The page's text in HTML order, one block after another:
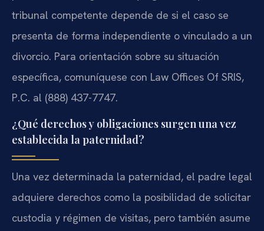
tribunal competente depende de si el caso se
presenta de forma independiente o vinculado a un
divorcio. Para orientación sobre su situación
específica, comuníquese con Law Offices Of SRIS,
P.C. al (888) 437-7747.
¿Qué derechos y obligaciones surgen una vez
establecida la paternidad?
Una vez determinada la paternidad, el padre legal
adquiere derechos como la posibilidad de solicitar
custodia y régimen de visitas, pero también asume